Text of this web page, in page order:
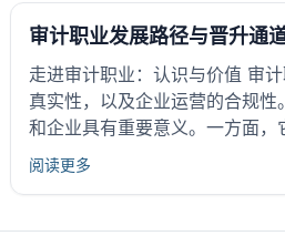
审计职业发展路径与晋升通
走进审计职业：认识与价值 审
真实性，以及企业运营的合规
和企业具有重要意义。一方面
阅读更多